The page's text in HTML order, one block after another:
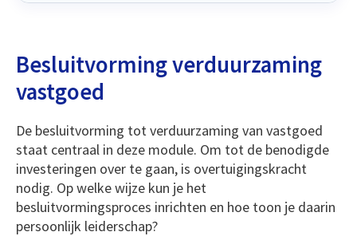
Besluitvorming verduurzaming
vastgoed
De besluitvorming tot verduurzaming van vastgoed
staat centraal in deze module. Om tot de benodigde
investeringen over te gaan, is overtuigingskracht
nodig. Op welke wijze kun je het
besluitvormingsproces inrichten en hoe toon je daarin
persoonlijk leiderschap?